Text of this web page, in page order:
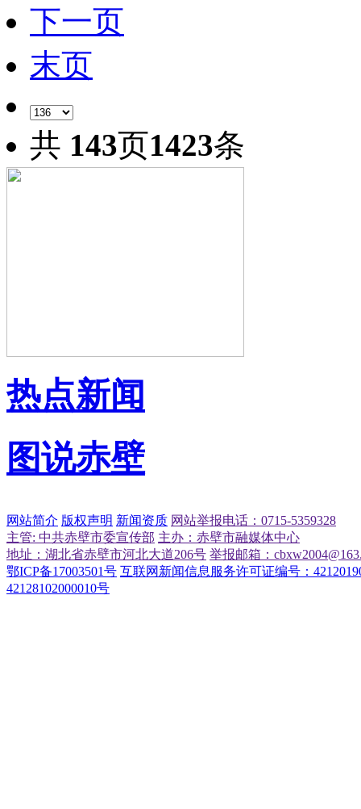
下一页
末页
共 143页1423条
热点新闻
图说赤壁
网站简介 版权声明 新闻资质 网站举报电话：0715-5359328
主管: 中共赤壁市委宣传部 主办：赤壁市融媒体中心
地址：湖北省赤壁市河北大道206号 举报邮箱：
鄂ICP备17003501号 互联网新闻信息服务许可证编号：
42128102000010号